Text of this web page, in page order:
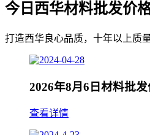
今日西华材料批发价
打造西华良心品质，十年以上质
2026年8月6日材料批
查看详情